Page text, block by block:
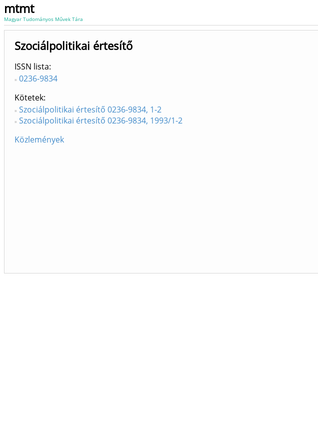
mtmt
Magyar Tudományos Művek Tára
Szociálpolitikai értesítő
ISSN lista
0236-9834
Kötetek
Szociálpolitikai értesítő 0236-9834, 1-2
Szociálpolitikai értesítő 0236-9834, 1993/1-2
Közlemények